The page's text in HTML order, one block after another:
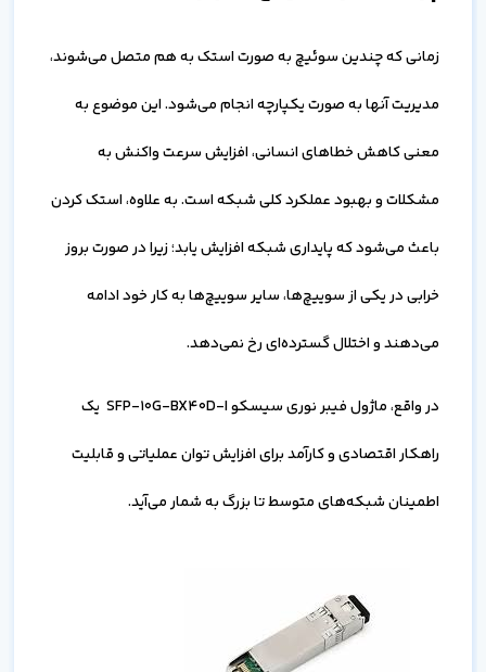
زمانی که چندین سوئیچ به صورت استک به هم متصل می‌شوند،
مدیریت آنها به صورت یکپارچه انجام می‌شود. این موضوع به
معنی کاهش خطاهای انسانی، افزایش سرعت واکنش به
مشکلات و بهبود عملکرد کلی شبکه است. به علاوه، استک کردن
باعث می‌شود که پایداری شبکه افزایش یابد؛ زیرا در صورت بروز
خرابی در یکی از سوییچ‌ها، سایر سوییچ‌ها به کار خود ادامه
می‌دهند و اختلال گسترده‌ای رخ نمی‌دهد.
در واقع، ماژول فیبر نوری سیسکو SFP-10G-BX40D-I یک
راهکار اقتصادی و کارآمد برای افزایش توان عملیاتی و قابلیت
اطمینان شبکه‌های متوسط تا بزرگ به شمار می‌آید.